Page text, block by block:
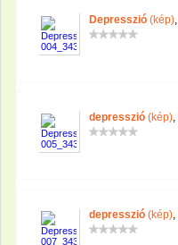
Depresszió (kép),
depresszió (kép),
depresszió (kép),